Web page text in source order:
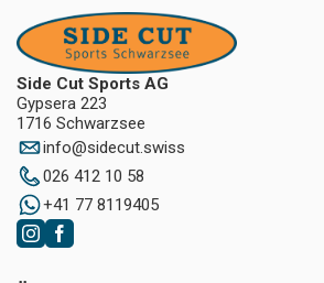
Side Cut Sports AG
Gypsera 223
1716 Schwarzsee
info@sidecut.swiss
026 412 10 58
+41 77 8119405